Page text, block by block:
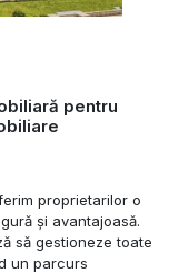
pentru
proprietarilor o
și avantajoasă.
să gestioneze toate
un parcurs